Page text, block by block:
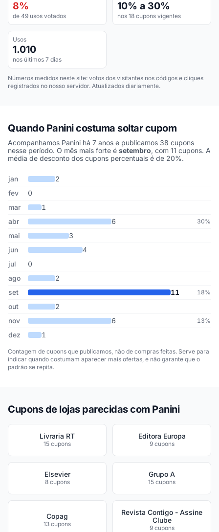
8%
de 49 usos votados
10% a 30%
nos 18 cupons vigentes
Usos
1.010
nos últimos 7 dias
Números medidos neste site: votos dos visitantes nos códigos e cliques
registrados no nosso servidor. Atualizados diariamente.
Quando Panini costuma soltar cupom
Acompanhamos Panini há 7 anos e publicamos 38 cupons
nesse período. O mês mais forte é setembro, com 11 cupons. A
média de desconto dos cupons percentuais é de 20%.
Cupons de Panini publicados por mês, somando os últimos 7 anos
Mês Cupons publicados
jan
2
fev
0
mar
1
abr
6 30%
mai
3
jun
4
jul
0
ago
2
set
11 18%
out
2
nov
6 13%
dez 1
Contagem de cupons que publicamos, não de compras feitas. Serve para
indicar quando costumam aparecer mais ofertas, e não garante que o
padrão se repita.
Cupons de lojas parecidas com Panini
Livraria RT
15 cupons
Editora Europa
9 cupons
Elsevier
8 cupons
Grupo A
15 cupons
Copag
13 cupons
Revista Contigo - Assine
Clube
9 cupons